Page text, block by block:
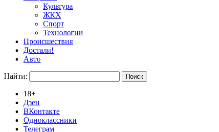
Культура
ЖКХ
Спорт
Технологии
Происшествия
Достали!
Авто
Найти:
18+
Дзен
ВКонтакте
Одноклассники
Телеграм